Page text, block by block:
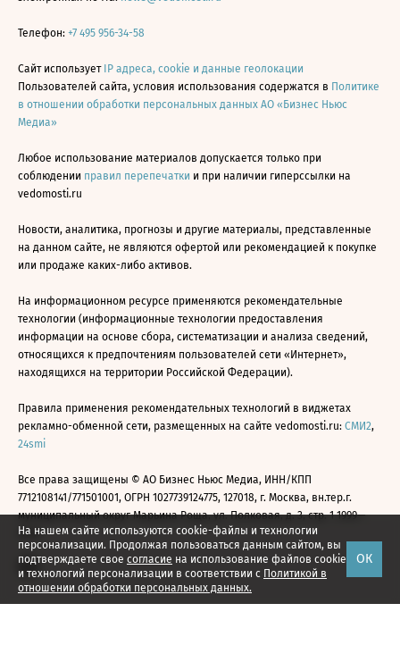
На нашем сайте используются cookie-файлы и технологии
персонализации. Продолжая пользоваться данным сайтом, вы
подтверждаете свое согласие на использование файлов cookie
и технологий персонализации в соответствии с Политикой в
отношении обработки персональных данных.
ОК
Телефон: +7 495 956-34-58
Сайт использует IP адреса, cookie и данные геолокации
Пользователей сайта, условия использования содержатся в Политике
в отношении обработки персональных данных АО «Бизнес Ньюс
Медиа»
Любое использование материалов допускается только при
соблюдении правил перепечатки и при наличии гиперссылки на
vedomosti.ru
Новости, аналитика, прогнозы и другие материалы, представленные
на данном сайте, не являются офертой или рекомендацией к покупке
или продаже каких-либо активов.
На информационном ресурсе применяются рекомендательные
технологии (информационные технологии предоставления
информации на основе сбора, систематизации и анализа сведений,
относящихся к предпочтениям пользователей сети «Интернет»,
находящихся на территории Российской Федерации).
Правила применения рекомендательных технологий в виджетах
рекламно-обменной сети, размещенных на сайте vedomosti.ru: СМИ2,
24smi
Все права защищены © АО Бизнес Ньюс Медиа, ИНН/КПП
7712108141/771501001, ОГРН 1027739124775, 127018, г. Москва, вн.тер.г.
муниципальный округ Марьина Роща, ул. Полковая, д. 3, стр. 1 1999—
2026